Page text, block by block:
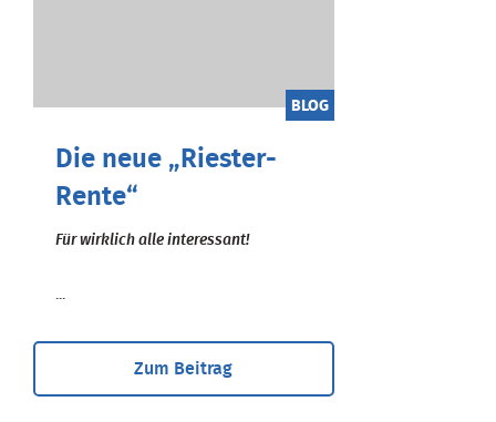
BLOG
Die neue „Riester-
Rente“
Für wirklich alle interessant!
Zum Beitrag